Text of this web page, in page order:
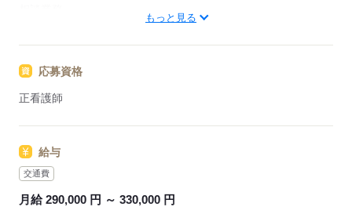
その他訪問看護に付随する業務全般
児童精神科に特化した訪問看護ステーションのため、医療行為
は殆どありません。
で、安心して業務をスタートできる環境です。
す。
ブランクのある方や手技に不安のある方も安心です。
在籍されているため、
もっと見る
応募資格
正看護師
給与
交通費
月給 290,000 円 ～ 330,000 円